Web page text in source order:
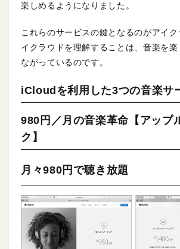
楽しめるようになりました。
これらのサービスの鍵となるのがアイ
イクラウドを理解することは、音楽を
ながっているのです。
iCloudを利用した3つの音楽サ
980円／月の音楽革命【アップ
ク】
月々980円で聴き放題